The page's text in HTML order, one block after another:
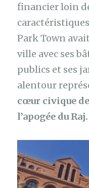
financier loin
Park Town
ville avec ses
publics et ses
alentour
cœur civique
l’apogée du Raj.